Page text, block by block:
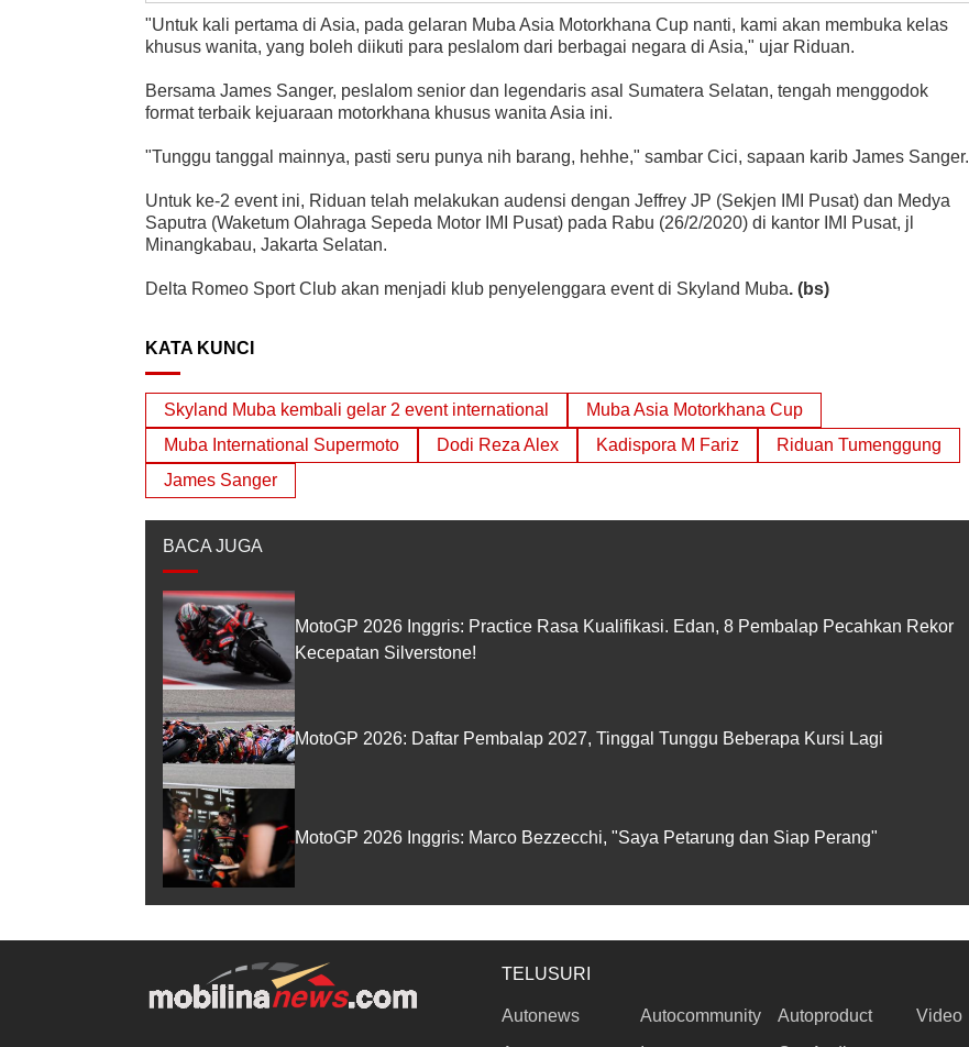
"Untuk kali pertama di Asia, pada gelaran Muba Asia Motorkhana Cup nanti, kami akan membuka kelas
khusus wanita, yang boleh diikuti para peslalom dari berbagai negara di Asia," ujar Riduan.
Bersama James Sanger, peslalom senior dan legendaris asal Sumatera Selatan, tengah menggodok
format terbaik kejuaraan motorkhana khusus wanita Asia ini.
"Tunggu tanggal mainnya, pasti seru punya nih barang, hehhe," sambar Cici, sapaan karib James Sanger.
Untuk ke-2 event ini, Riduan telah melakukan audensi dengan Jeffrey JP (Sekjen IMI Pusat) dan Medya
Saputra (Waketum Olahraga Sepeda Motor IMI Pusat) pada Rabu (26/2/2020) di kantor IMI Pusat, jl
Minangkabau, Jakarta Selatan.
Delta Romeo Sport Club akan menjadi klub penyelenggara event di Skyland Muba. (bs)
KATA KUNCI
Skyland Muba kembali gelar 2 event international
Muba Asia Motorkhana Cup
Muba International Supermoto
Dodi Reza Alex Kadispora M Fariz
Riduan Tumenggung
James Sanger
BACA JUGA
MotoGP 2026 Inggris: Practice Rasa Kualifikasi. Edan, 8 Pembalap Pecahkan Rekor
Kecepatan Silverstone!
MotoGP 2026: Daftar Pembalap 2027, Tinggal Tunggu Beberapa Kursi Lagi
MotoGP 2026 Inggris: Marco Bezzecchi, "Saya Petarung dan Siap Perang"
TELUSURI
Autonews
Autocommunity
Autoproduct
Video